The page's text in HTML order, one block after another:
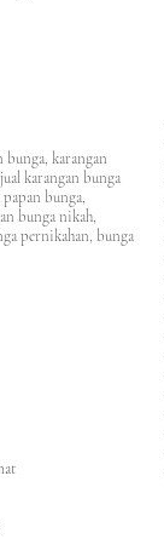
bunga, karangan
karangan bunga
bunga,
bunga nikah,
pernikahan, bunga